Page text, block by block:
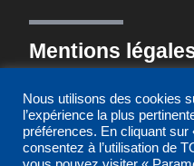
Mentions
Politique de
Nous utilisons des cookies
l’expérience la plus
préférences. En cliquant sur
consentez à l’utilisation de